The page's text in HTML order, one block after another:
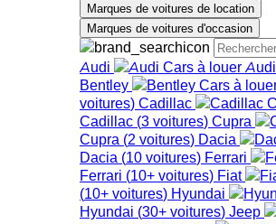
Marques de voitures de location
Marques de voitures d'occasion
Audi Audi
Bentley
voitures) Cadillac
Cadillac (3 voitures) Cupra
Cupra (2 voitures) Dacia
Dacia (10 voitures) Ferrari
Ferrari (10+ voitures) Fiat
(10+ voitures) Hyundai
Hyundai (30+ voitures) Jeep